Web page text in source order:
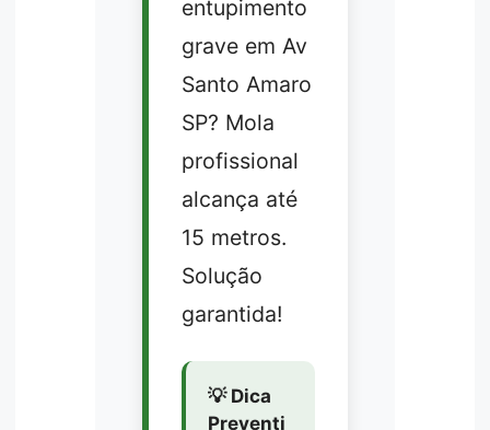
entupimento
grave em Av
Santo Amaro
SP? Mola
profissional
alcança até
15 metros.
Solução
garantida!
💡 Dica
Preventi